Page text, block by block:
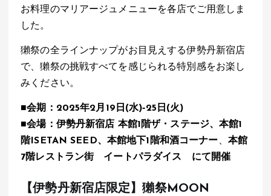
お料理のマリアージュメニューを各店でご用意しま
した。
獺祭の全ラインナップがお目見えする伊勢丹新宿店
で、獺祭の挑戦すべてを感じられる特別感をお楽し
みください。
■会期：2025年2月19日(水)‐25日(火)
■会場：伊勢丹新宿店 本館1階ザ・ステージ、本館1
階ISETAN SEED、本館地下1階和酒コーナー、 本館
7階レストラン街 イートパラダイス にて開催
【伊勢丹新宿店限定】獺祭MOON